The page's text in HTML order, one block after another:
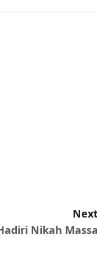
Nikah